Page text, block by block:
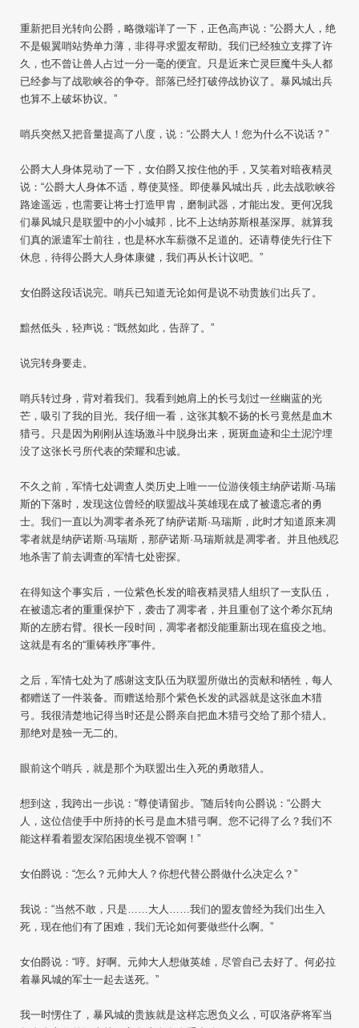
重新把目光转向公爵，略微端详了一下，正色高声说：“公爵大人，绝
不是银翼哨站势单力薄，非得寻求盟友帮助。我们已经独立支撑了许
久，也不曾让兽人占过一分一毫的便宜。只是近来亡灵巨魔牛头人都
已经参与了战歌峡谷的争夺。部落已经打破停战协议了。暴风城出兵
也算不上破坏协议。”
哨兵突然又把音量提高了八度，说：“公爵大人！您为什么不说话？”
公爵大人身体晃动了一下，女伯爵又按住他的手，又笑着对暗夜精灵
说：“公爵大人身体不适，尊使莫怪。即使暴风城出兵，此去战歌峡谷
路途遥远，也需要让将士打造甲胄，磨制武器，才能出发。更何况我
们暴风城只是联盟中的小小城邦，比不上达纳苏斯根基深厚。就算我
们真的派遣军士前往，也是杯水车薪微不足道的。还请尊使先行住下
休息，待得公爵大人身体康健，我们再从长计议吧。”
女伯爵这段话说完。哨兵已知道无论如何是说不动贵族们出兵了。
黯然低头，轻声说：“既然如此，告辞了。”
说完转身要走。
哨兵转过身，背对着我们。我看到她肩上的长弓划过一丝幽蓝的光
芒，吸引了我的目光。我仔细一看，这张其貌不扬的长弓竟然是血木
猎弓。只是因为刚刚从连场激斗中脱身出来，斑斑血迹和尘土泥泞埋
没了这张长弓所代表的荣耀和忠诚。
不久之前，军情七处调查人类历史上唯一一位游侠领主纳萨诺斯·马瑞
斯的下落时，发现这位曾经的联盟战斗英雄现在成了被遗忘者的勇
士。我们一直以为凋零者杀死了纳萨诺斯·马瑞斯，此时才知道原来凋
零者就是纳萨诺斯·马瑞斯，那萨诺斯·马瑞斯就是凋零者。并且他残忍
地杀害了前去调查的军情七处密探。
在得知这个事实后，一位紫色长发的暗夜精灵猎人组织了一支队伍，
在被遗忘者的重重保护下，袭击了凋零者，并且重创了这个希尔瓦纳
斯的左膀右臂。很长一段时间，凋零者都没能重新出现在瘟疫之地。
这就是有名的“重铸秩序”事件。
之后，军情七处为了感谢这支队伍为联盟所做出的贡献和牺牲，每人
都赠送了一件装备。而赠送给那个紫色长发的武器就是这张血木猎
弓。我很清楚地记得当时还是公爵亲自把血木猎弓交给了那个猎人。
那绝对是独一无二的。
眼前这个哨兵，就是那个为联盟出生入死的勇敢猎人。
想到这，我跨出一步说：“尊使请留步。”随后转向公爵说：“公爵大
人，这位信使手中所持的长弓是血木猎弓啊。您不记得了么？我们不
能这样看着盟友深陷困境坐视不管啊！”
女伯爵说：“怎么？元帅大人？你想代替公爵做什么决定么？”
我说：“当然不敢，只是……大人……我们的盟友曾经为我们出生入
死，现在他们有了困难，我们无论如何要做些什么啊。”
女伯爵说：“哼。好啊。元帅大人想做英雄，尽管自己去好了。何必拉
着暴风城的军士一起去送死。”
我一时愣住了，暴风城的贵族就是这样忘恩负义么，可叹洛萨将军当